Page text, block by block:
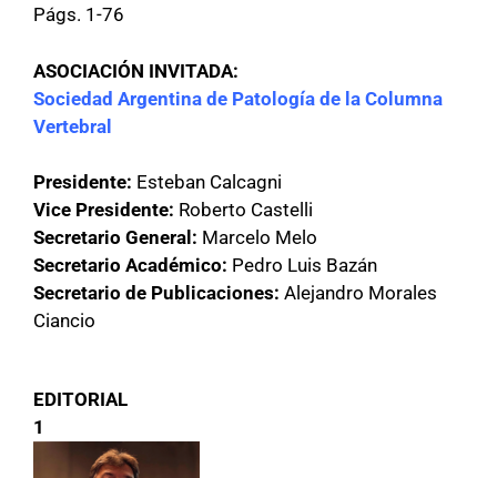
Págs. 1-76
ASOCIACIÓN INVITADA:
Sociedad Argentina de Patología de la Columna
Vertebral
Presidente: Esteban Calcagni
Vice Presidente: Roberto Castelli
Secretario General: Marcelo Melo
Secretario Académico: Pedro Luis Bazán
Secretario de Publicaciones: Alejandro Morales
Ciancio
EDITORIAL
1